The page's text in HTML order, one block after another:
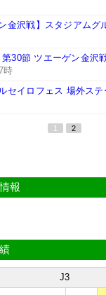
金沢戦】スタジアムグ
30節 ツエーゲン金沢
時
セイロフェス 場外ス
1 2
報
J3